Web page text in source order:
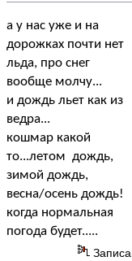
а у нас уже и на
дорожках почти нет
льда, про снег
вообще молчу...
и дождь льет как из
ведра...
кошмар какой
то...летом дождь,
зимой дождь,
весна/осень дождь!
когда нормальная
погода будет.....